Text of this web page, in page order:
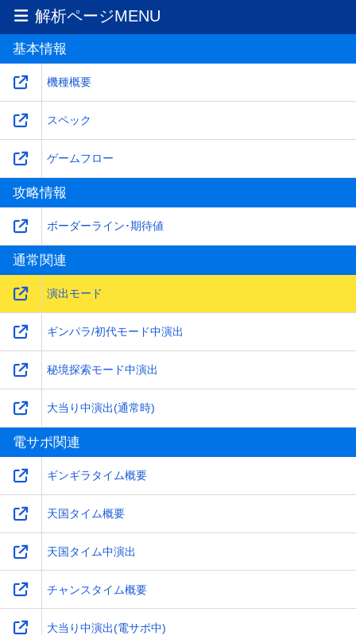
解析ページMENU
基本情報
機種概要
スペック
ゲームフロー
攻略情報
ボーダーライン･期待値
通常関連
演出モード
ギンパラ/初代モード中演出
秘境探索モード中演出
大当り中演出(通常時)
電サポ関連
ギンギラタイム概要
天国タイム概要
天国タイム中演出
チャンスタイム概要
大当り中演出(電サポ中)